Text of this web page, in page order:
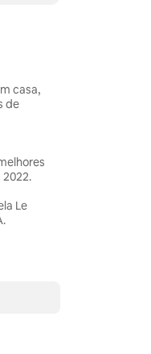
casa,
de
Le